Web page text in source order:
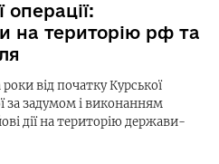
на територію рф та
від початку Курської
за задумом і виконанням
дії на територію держави-